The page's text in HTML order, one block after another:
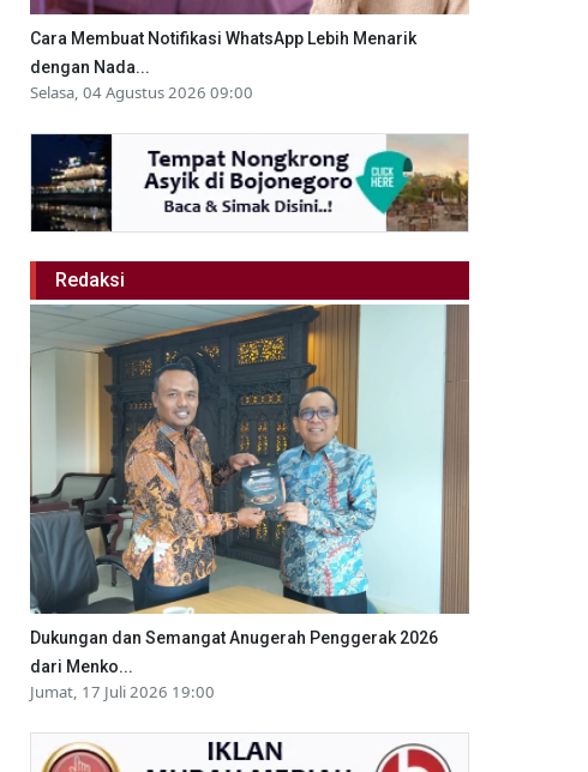
Cara Membuat Notifikasi WhatsApp Lebih Menarik
dengan Nada...
Selasa, 04 Agustus 2026 09:00
Redaksi
Dukungan dan Semangat Anugerah Penggerak 2026
dari Menko...
Jumat, 17 Juli 2026 19:00